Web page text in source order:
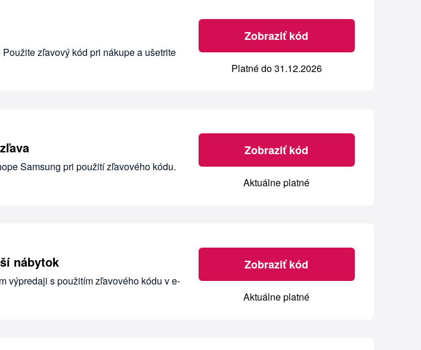
zľavový kód pri nákupe a ušetrite
Zobraziť kód
Platné do 31.12.2026
Samsung pri použití zľavového kódu.
Zobraziť kód
Aktuálne platné
nábytok
výpredaji s použitím zľavového kódu v e-
Zobraziť kód
Aktuálne platné